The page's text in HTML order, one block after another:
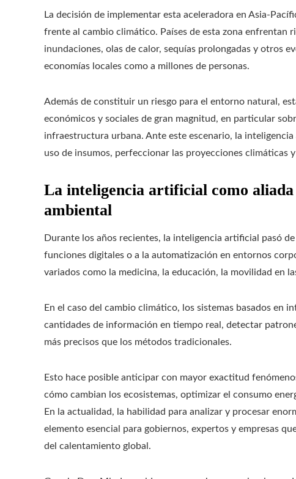
La decisión de implementar esta aceleradora en Asia-
frente al cambio climático. Países de esta zona enfrentan
inundaciones, olas de calor, sequías prolongadas y otros
economías locales como a millones de personas.
Además de constituir un riesgo para el entorno natural,
económicos y sociales de gran magnitud, en particular
infraestructura urbana. Ante este escenario, la
uso de insumos, perfeccionar las proyecciones climáticas
La inteligencia artificial como
ambiental
Durante los años recientes, la inteligencia artificial pasó
funciones digitales o a la automatización en entornos
variados como la medicina, la educación, la movilidad en
En el caso del cambio climático, los sistemas basados en
cantidades de información en tiempo real, detectar
más precisos que los métodos tradicionales.
Esto hace posible anticipar con mayor exactitud
cómo cambian los ecosistemas, optimizar el consumo
En la actualidad, la habilidad para analizar y procesar
elemento esencial para gobiernos, expertos y empresas
del calentamiento global.